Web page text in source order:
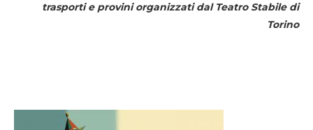
trasporti e provini organizzati dal Teatro Stabile di
Torino